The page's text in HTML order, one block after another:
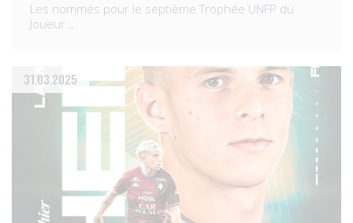
Les nommés pour le septième Trophée UNFP du
Joueur…
31.03.2025